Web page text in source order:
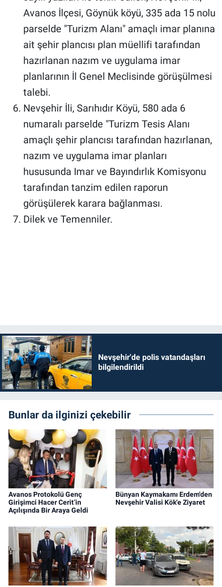
Avanos İlçesi, Göynük köyü, 335 ada 15 nolu
parselde "Turizm Alanı" amaçlı imar planına
ait şehir plancısı plan müellifi tarafından
hazırlanan nazım ve uygulama imar
planlarının İl Genel Meclisinde görüşülmesi
talebi.
Nevşehir İli, Sarıhıdır Köyü, 580 ada 6
numaralı parselde "Turizm Tesis Alanı
amaçlı şehir plancısı tarafından hazırlanan,
nazım ve uygulama imar planları
hususunda Imar ve Bayındırlık Komisyonu
tarafından tanzim edilen raporun
görüşülerek karara bağlanması.
Dilek ve Temenniler.
Nevşehir'de polis vatandaşları
bilgilendirildi
Bunlar da ilginizi çekebilir
Avanos Protokolü Genç
Girişimci Hacer Cerit’in
Açılışında Bir Araya Geldi
Bünyan Kaymakamı Erdem'den
Nevşehir Valisi Kök'e Ziyaret